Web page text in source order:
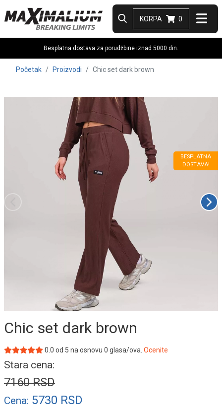
KORPA 0
Besplatna dostava za porudžbine iznad 5000 din.
Početak Proizvodi Chic set dark brown
BESPLATNA
DOSTAVA!
Chic set dark brown
0.0 od 5 na osnovu 0 glasa/ova. Ocenite
Stara cena:
7160RSD
Cena: 5730 RSD